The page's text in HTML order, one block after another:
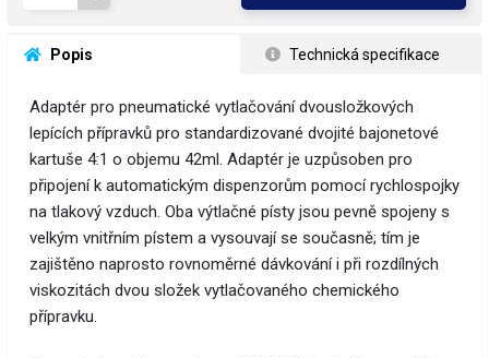
Popis Technická specifikace
Adaptér pro pneumatické vytlačování dvousložkových
lepících přípravků pro standardizované dvojité bajonetové
kartuše 4:1 o objemu 42ml. Adaptér je uzpůsoben pro
připojení k automatickým dispenzorům pomocí rychlospojky
na tlakový vzduch. Oba výtlačné písty jsou pevně spojeny s
velkým vnitřním pístem a vysouvají se současně; tím je
zajištěno naprosto rovnoměrné dávkování i při rozdílných
viskozitách dvou složek vytlačovaného chemického
přípravku.